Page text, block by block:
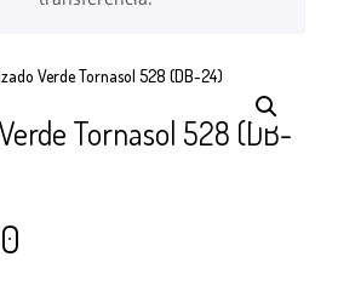
Tornasol 528 (DB-